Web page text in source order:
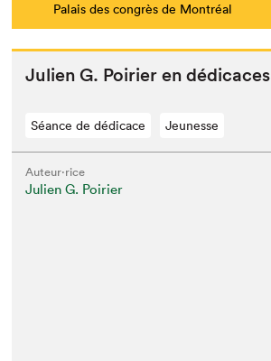
Palais des congrès de Montréal
Julien G. Poiri­er en dédicaces
Séance de dédicace Jeunesse
Auteur·rice
Julien G. Poirier